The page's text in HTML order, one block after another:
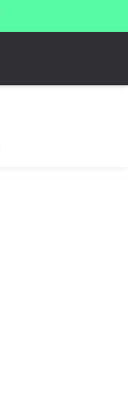
XPT HO DIM UNP/